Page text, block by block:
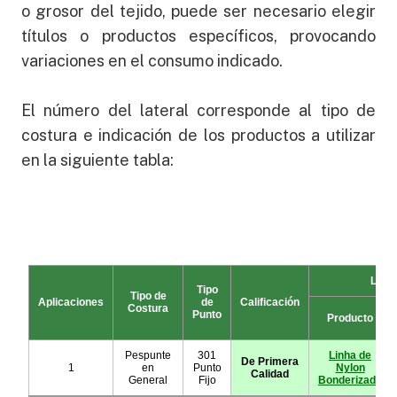
o grosor del tejido, puede ser necesario elegir
títulos o productos específicos, provocando
variaciones en el consumo indicado.
El número del lateral corresponde al tipo de
costura e indicación de los productos a utilizar
en la siguiente tabla: